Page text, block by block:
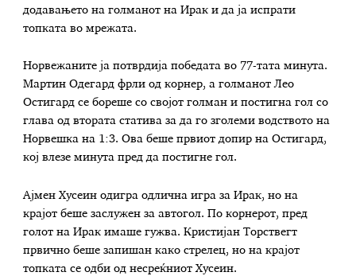
додавањето на голманот на Ирак и да ја испрати
топката во мрежата.
Норвежаните ја потврдија победата во 77-тата минута.
Мартин Одегард фрли од корнер, а голманот Лео
Остигард се бореше со својот голман и постигна гол со
глава од втората статива за да го зголеми водството на
Норвешка на 1:3. Ова беше првиот допир на Остигард,
кој влезе минута пред да постигне гол.
Ајмен Хусеин одигра одлична игра за Ирак, но на
крајот беше заслужен за автогол. По корнерот, пред
голот на Ирак имаше гужва. Кристијан Торствегт
првично беше запишан како стрелец, но на крајот
топката се одби од несреќниот Хусеин.